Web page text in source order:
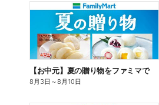
【お中元】夏の贈り物をファミマで
8月3日 ～8月10日